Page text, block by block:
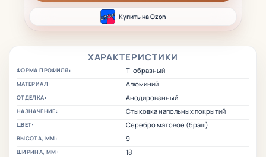
ХАРАКТЕРИСТИКИ
ФОРМА ПРОФИЛЯ: Т-образный
МАТЕРИАЛ: Алюминий
ОТДЕЛКА: Анодированный
НАЗНАЧЕНИЕ: Стыковка напольных покрытий
ЦВЕТ: Серебро матовое (браш)
ВЫСОТА, ММ: 9
ШИРИНА, ММ: 18
Купить на Ozon